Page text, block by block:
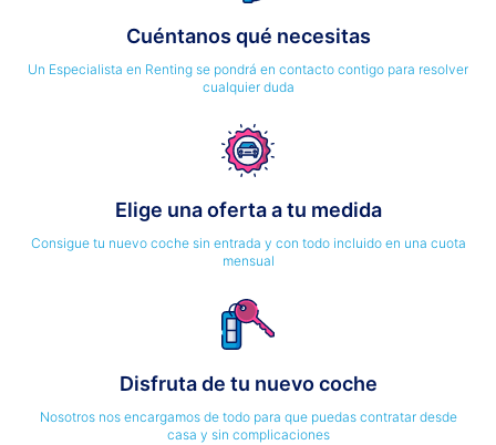
Cuéntanos qué necesitas
Un Especialista en Renting se pondrá en contacto contigo para resolver
cualquier duda
Elige una oferta a tu medida
Consigue tu nuevo coche sin entrada y con todo incluido en una cuota
mensual
Disfruta de tu nuevo coche
Nosotros nos encargamos de todo para que puedas contratar desde
casa y sin complicaciones